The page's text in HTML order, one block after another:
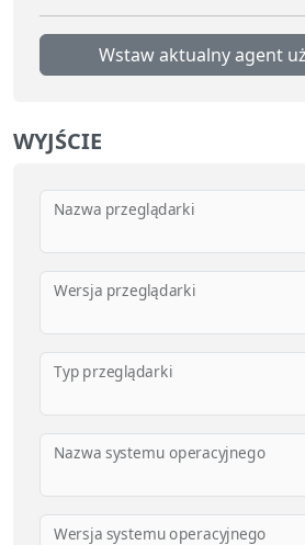
Wstaw aktualny agent
WYJŚCIE
Nazwa przeglądarki
Wersja przeglądarki
Typ przeglądarki
Nazwa systemu operacyjnego
Wersja systemu operacyjnego